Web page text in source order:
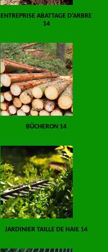
ENTREPRISE ABATTAGE D'ARBRE
14
BÛCHERON 14
JARDINIER TAILLE DE HAIE 14